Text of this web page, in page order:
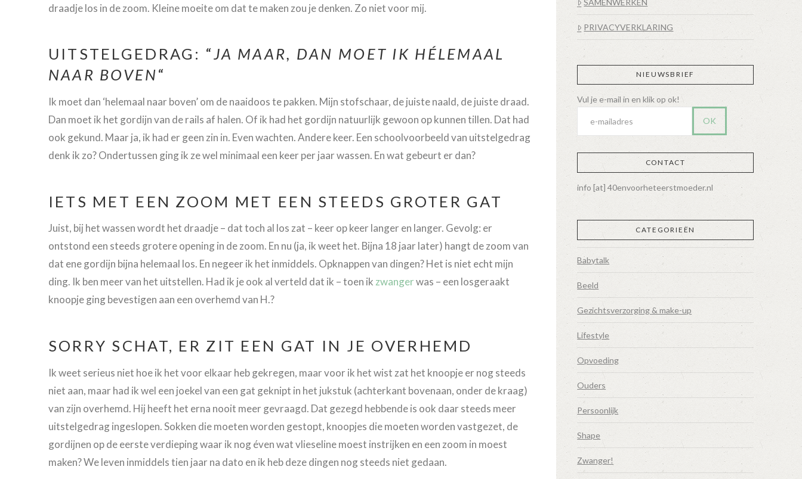
draadje los in de zoom. Kleine moeite om dat te maken zou je denken. Zo niet voor mij.
UITSTELGEDRAG: “JA MAAR, DAN MOET IK HÉLEMAAL
NAAR BOVEN“
Ik moet dan ‘helemaal naar boven’ om de naaidoos te pakken. Mijn stofschaar, de juiste naald, de juiste draad.
Dan moet ik het gordijn van de rails af halen. Of ik had het gordijn natuurlijk gewoon op kunnen tillen. Dat had
ook gekund. Maar ja, ik had er geen zin in. Even wachten. Andere keer. Een schoolvoorbeeld van uitstelgedrag
denk ik zo? Ondertussen ging ik ze wel minimaal een keer per jaar wassen. En wat gebeurt er dan?
IETS MET EEN ZOOM MET EEN STEEDS GROTER GAT
Juist, bij het wassen wordt het draadje – dat toch al los zat – keer op keer langer en langer. Gevolg: er
ontstond een steeds grotere opening in de zoom. En nu (ja, ik weet het. Bijna 18 jaar later) hangt de zoom van
dat ene gordijn bijna helemaal los. En negeer ik het inmiddels. Opknappen van dingen? Het is niet echt mijn
ding. Ik ben meer van het uitstellen. Had ik je ook al verteld dat ik – toen ikzwangerwas – een losgeraakt
knoopje ging bevestigen aan een overhemd van H.?
SORRY SCHAT, ER ZIT EEN GAT IN JE OVERHEMD
Ik weet serieus niet hoe ik het voor elkaar heb gekregen, maar voor ik het wist zat het knoopje er nog steeds
niet aan, maar had ik wel een joekel van een gat geknipt in het jukstuk (achterkant bovenaan, onder de kraag)
van zijn overhemd. Hij heeft het erna nooit meer gevraagd. Dat gezegd hebbende is ook daar steeds meer
uitstelgedrag ingeslopen. Sokken die moeten worden gestopt, knoopjes die moeten worden vastgezet, de
gordijnen op de eerste verdieping waar ik nog éven wat vlieseline moest instrijken en een zoom in moest
maken? We leven inmiddels tien jaar na dato en ik heb deze dingen nog steeds niet gedaan.
PRIVACYVERKLARING
NIEUWSBRIEF
CONTACT
info [at] 40envoorheteerstmoeder.nl
CATEGORIEËN
Babytalk
Beeld
Gezichtsverzorging & make-up
Lifestyle
Opvoeding
Ouders
Persoonlijk
Shape
Zwanger!